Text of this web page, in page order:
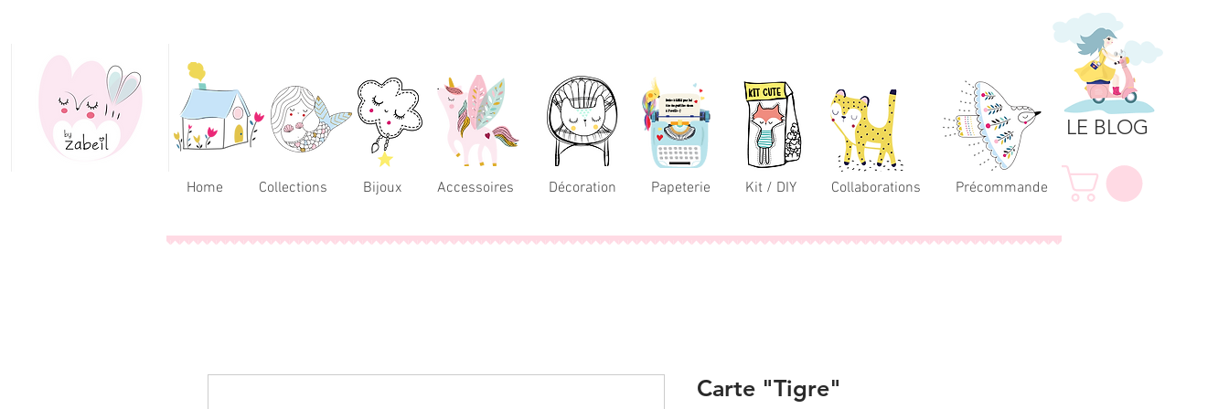
Home Collections Bijoux Accessoires Décoration Papeterie Kit / DIY Collaborations Précommande
LE BLOG
Carte "Tigre"